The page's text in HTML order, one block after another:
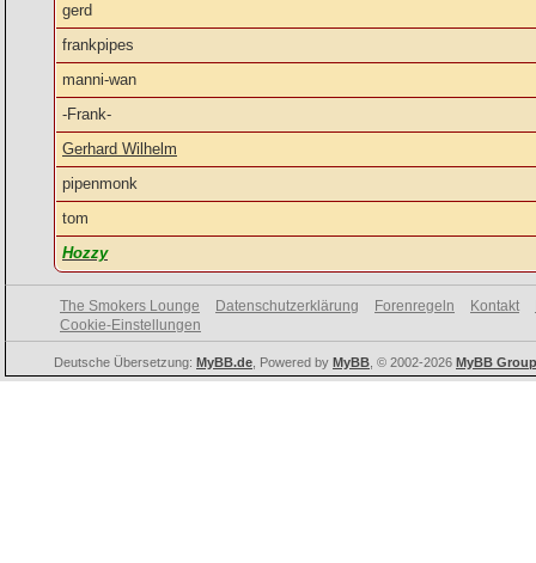
gerd
frankpipes
manni-wan
-Frank-
Gerhard Wilhelm
pipenmonk
tom
Hozzy
The Smokers Lounge Datenschutzerklärung Forenregeln Kontakt
Cookie-Einstellungen
Deutsche Übersetzung: MyBB.de , Powered by MyBB , © 2002-2026 MyBB Group